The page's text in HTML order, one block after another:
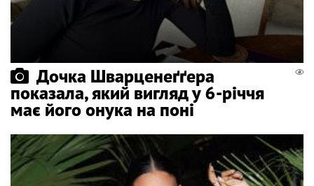
Дочка Шварценеґґера
показала, який вигляд у 6-річчя
має його онука на поні